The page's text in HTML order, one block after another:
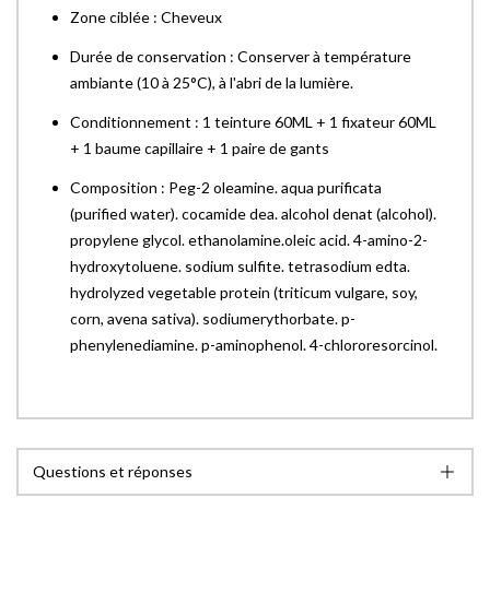
Zone ciblée : Cheveux
Durée de conservation : Conserver à température
ambiante (10 à 25°C), à l'abri de la lumière.
Conditionnement : 1 teinture 60ML + 1 fixateur 60ML
+ 1 baume capillaire + 1 paire de gants
Composition : Peg-2 oleamine. aqua purificata
(purified water). cocamide dea. alcohol denat (alcohol).
propylene glycol. ethanolamine.oleic acid. 4-amino-2-
hydroxytoluene. sodium sulfite. tetrasodium edta.
hydrolyzed vegetable protein (triticum vulgare, soy,
corn, avena sativa). sodiumerythorbate. p-
phenylenediamine. p-aminophenol. 4-chlororesorcinol.
Questions et réponses